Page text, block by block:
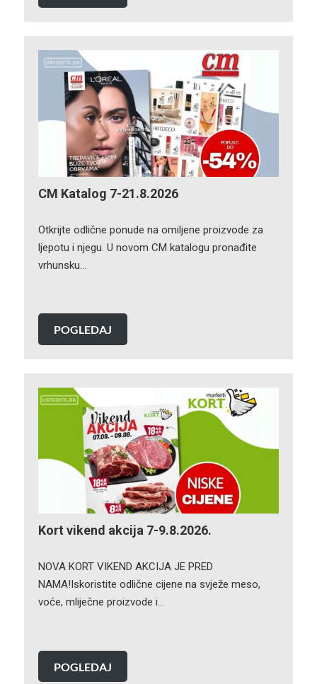
CM Katalog 7-21.8.2026
Otkrijte odlične ponude na omiljene proizvode za
ljepotu i njegu. U novom CM katalogu pronađite
vrhunsku…
POGLEDAJ
Kort vikend akcija 7-9.8.2026.
NOVA KORT VIKEND AKCIJA JE PRED
NAMA!Iskoristite odlične cijene na svježe meso,
voće, mliječne proizvode i…
POGLEDAJ